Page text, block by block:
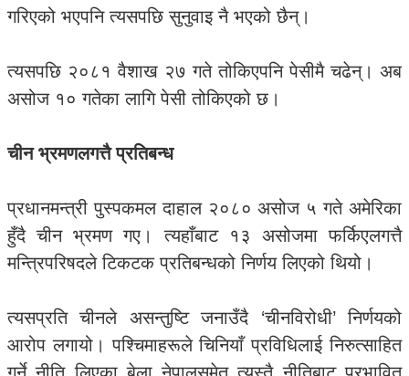
गरिएको भएपनि त्यसपछि सुनुवाइ नै भएको छैन्।
त्यसपछि २०८१ वैशाख २७ गते तोकिएपनि पेसीमै चढेन्। अब
असोज १० गतेका लागि पेसी तोकिएको छ।
चीन भ्रमणलगत्तै प्रतिबन्ध
प्रधानमन्त्री पुस्पकमल दाहाल २०८० असोज ५ गते अमेरिका
हुँदै चीन भ्रमण गए। त्यहाँबाट १३ असोजमा फर्किएलगत्तै
मन्त्रिपरिषदले टिकटक प्रतिबन्धको निर्णय लिएको थियो।
त्यसप्रति चीनले असन्तुष्टि जनाउँदै ‘चीनविरोधी’ निर्णयको
आरोप लगायो। पश्चिमाहरूले चिनियाँ प्रविधिलाई निरुत्साहित